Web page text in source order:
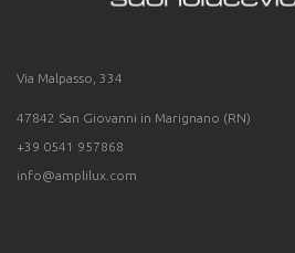
Via Malpasso, 334
47842 San Giovanni in Marignano (RN)
+39 0541 957868
info@amplilux.com